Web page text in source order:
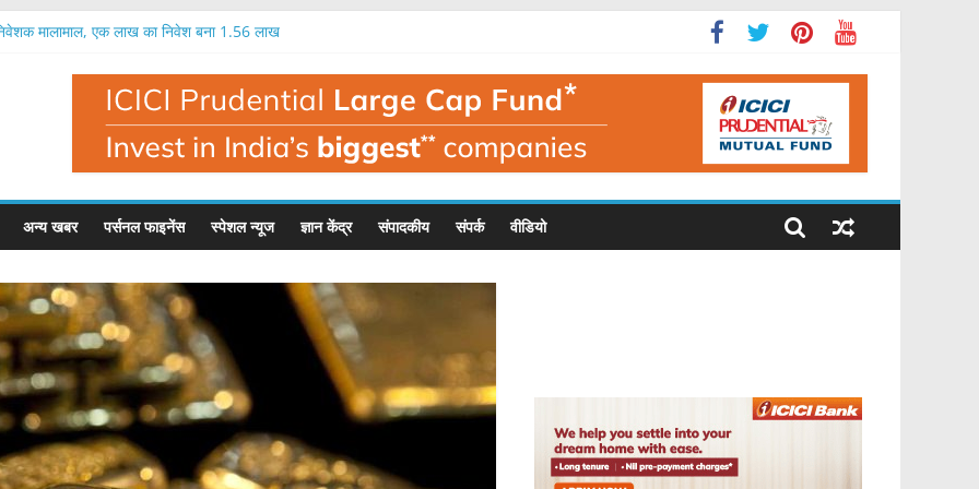
मालामाल, एक लाख का निवेश बना 1.56 लाख
का आईपीओ आज से, इतना मिल सकता है फायदा
तक मुनाफा, नतीजों के बाद यह है इसका भाव
लाख रुपये का निवेश बन सकता है 1.35 लाख रुपये
अन्य खबर पर्सनल फाइनेंस स्पेशल न्यूज ज्ञान केंद्र संपादकीय संपर्क वीडियो